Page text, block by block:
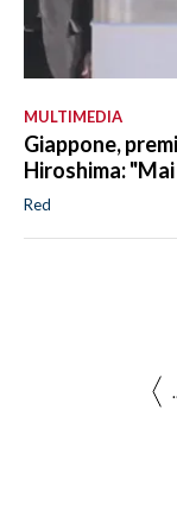
MULTIMEDIA
Giappone,
Hiroshima:
Red